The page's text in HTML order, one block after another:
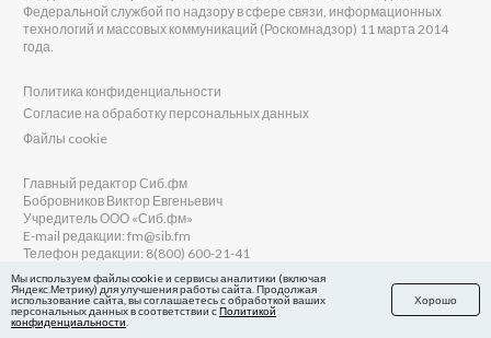
Федеральной службой по надзору в сфере связи, информационных
технологий и массовых коммуникаций (Роскомнадзор) 11 марта 2014
года.
Политика конфиденциальности
Согласие на обработку персональных данных
Файлы cookie
Главный редактор Сиб.фм
Бобровников Виктор Евгеньевич
Учредитель ООО «Сиб.фм»
E-mail редакции: fm@sib.fm
Телефон редакции: 8(800) 600-21-41
Сайт разработан и поддерживается Технодзен
Мы используем файлы cookie и сервисы аналитики (включая
Яндекс.Метрику) для улучшения работы сайта. Продолжая
использование сайта, вы соглашаетесь с обработкой ваших
персональных данных в соответствии сПолитикой
конфиденциальности
Хорошо